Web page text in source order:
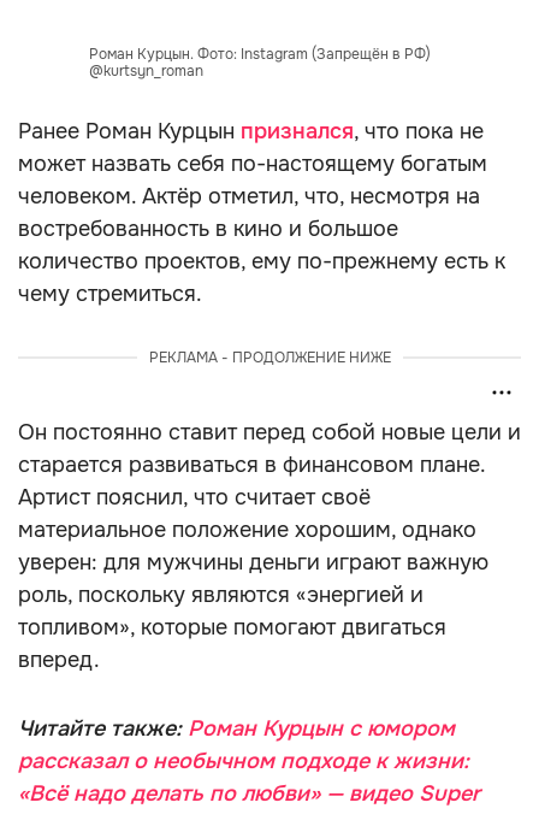
Роман Курцын. Фото: Instagram (Запрещён в РФ)
@kurtsyn_roman
Ранее Роман Курцын признался, что пока не
может назвать себя по-настоящему богатым
человеком. Актёр отметил, что, несмотря на
востребованность в кино и большое
количество проектов, ему по-прежнему есть к
чему стремиться.
РЕКЛАМА - ПРОДОЛЖЕНИЕ НИЖЕ
Он постоянно ставит перед собой новые цели и
старается развиваться в финансовом плане.
Артист пояснил, что считает своё
материальное положение хорошим, однако
уверен: для мужчины деньги играют важную
роль, поскольку являются «энергией и
топливом», которые помогают двигаться
вперед.
Читайте также: Роман Курцын с юмором
рассказал о необычном подходе к жизни:
«Всё надо делать по любви» — видео Super